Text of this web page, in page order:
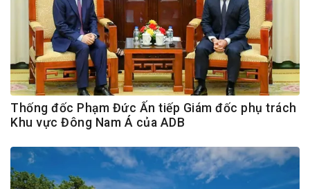
Thống đốc Phạm Đức Ấn tiếp Giám đốc phụ trách
Khu vực Đông Nam Á của ADB